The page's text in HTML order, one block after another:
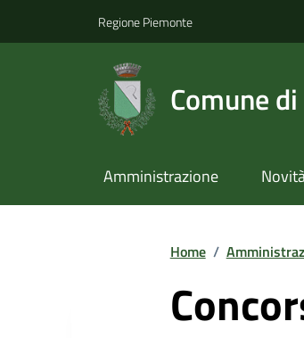
Regione Piemonte
Comune
Amministrazione
Home /